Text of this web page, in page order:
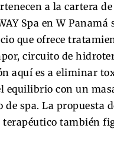
a la cartera
Spa en W Panamá
que ofrece
circuito de
aquí es a eliminar
equilibrio con un
spa. La propuesta
terapéutico también